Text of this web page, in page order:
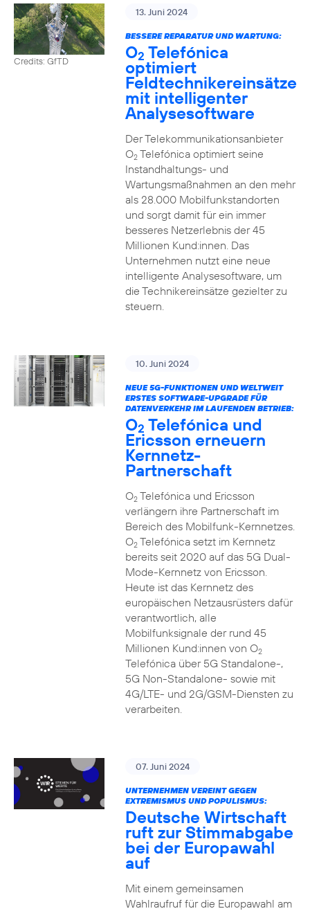
Credits: GfTD
13. Juni 2024
BESSERE REPARATUR UND WARTUNG:
O2 Telefónica
optimiert
Feldtechnikereinsätze
mit intelligenter
Analysesoftware
Der Telekommunikationsanbieter
O2Telefónica optimiert seine
Instandhaltungs- und
Wartungsmaßnahmen an den mehr
als 28.000 Mobilfunkstandorten
und sorgt damit für ein immer
besseres Netzerlebnis der 45
Millionen Kund:innen. Das
Unternehmen nutzt eine neue
intelligente Analysesoftware, um
die Technikereinsätze gezielter zu
steuern.
10. Juni 2024
NEUE 5G-FUNKTIONEN UND WELTWEIT
ERSTES SOFTWARE-UPGRADE FÜR
DATENVERKEHR IM LAUFENDEN BETRIEB:
O2 Telefónica und
Ericsson erneuern
Kernnetz-
Partnerschaft
O2Telefónica und Ericsson
verlängern ihre Partnerschaft im
Bereich des Mobilfunk-Kernnetzes.
O2Telefónica setzt im Kernnetz
bereits seit 2020 auf das 5G Dual-
Mode-Kernnetz von Ericsson.
Heute ist das Kernnetz des
europäischen Netzausrüsters dafür
verantwortlich, alle
Mobilfunksignale der rund 45
Millionen Kund:innen von O2
Telefónica über 5G Standalone-,
5G Non-Standalone- sowie mit
4G/LTE- und 2G/GSM-Diensten zu
verarbeiten.
07. Juni 2024
UNTERNEHMEN VEREINT GEGEN
EXTREMISMUS UND POPULISMUS:
Deutsche Wirtschaft
ruft zur Stimmabgabe
bei der Europawahl
auf
Mit einem gemeinsamen
Wahlraufruf für die Europawahl am